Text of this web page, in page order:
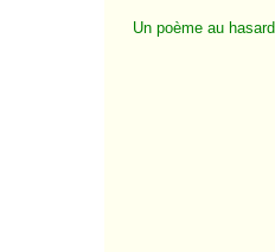
Un poème au hasard